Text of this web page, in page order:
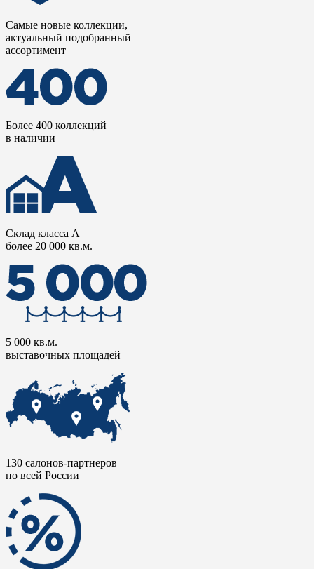
Самые новые коллекции,
актуальный подобранный
ассортимент
Более 400 коллекций
в наличии
Склад класса А
более 20 000 кв.м.
5 000 кв.м.
выставочных площадей
130 салонов-партнеров
по всей России